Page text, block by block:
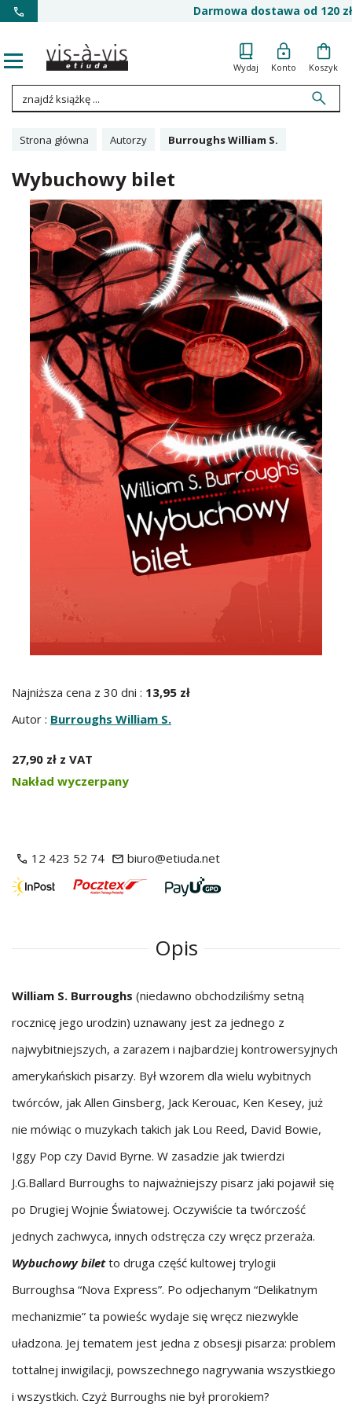
Darmowa dostawa od 120 zł
Wydaj Konto Koszyk
Strona główna Autorzy Burroughs William S.
Wybuchowy bilet
Najniższa cena z 30 dni : 13,95 zł
Autor : Burroughs William S.
27,90 zł z VAT
Nakład wyczerpany
12 423 52 74 biuro@etiuda.net
Opis
William S. Burroughs (niedawno obchodziliśmy setną
rocznicę jego urodzin) uznawany jest za jednego z
najwybitniejszych, a zarazem i najbardziej kontrowersyjnych
amerykańskich pisarzy. Był wzorem dla wielu wybitnych
twórców, jak Allen Ginsberg, Jack Kerouac, Ken Kesey, już
nie mówiąc o muzykach takich jak Lou Reed, David Bowie,
Iggy Pop czy David Byrne. W zasadzie jak twierdzi
J.G.Ballard Burroughs to najważniejszy pisarz jaki pojawił się
po Drugiej Wojnie Światowej. Oczywiście ta twórczość
jednych zachwyca, innych odstręcza czy wręcz przeraża.
Wybuchowy biletto druga część kultowej trylogii
Burroughsa “Nova Express”. Po odjechanym “Delikatnym
mechanizmie” ta powieśc wydaje się wręcz niezwykle
uładzona. Jej tematem jest jedna z obsesji pisarza: problem
tottalnej inwigilacji, powszechnego nagrywania wszystkiego
i wszystkich. Czyż Burroughs nie był prorokiem?